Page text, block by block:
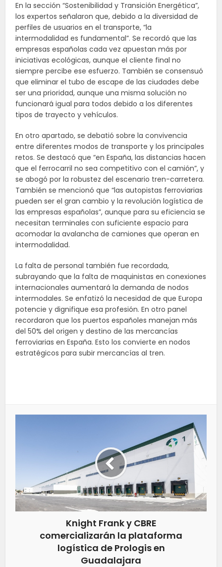
En la sección “Sostenibilidad y Transición Energética”,
los expertos señalaron que, debido a la diversidad de
perfiles de usuarios en el transporte, “la
intermodalidad es fundamental”. Se recordó que las
empresas españolas cada vez apuestan más por
iniciativas ecológicas, aunque el cliente final no
siempre percibe ese esfuerzo. También se consensuó
que eliminar el tubo de escape de las ciudades debe
ser una prioridad, aunque una misma solución no
funcionará igual para todos debido a los diferentes
tipos de trayecto y vehículos.
En otro apartado, se debatió sobre la convivencia
entre diferentes modos de transporte y los principales
retos. Se destacó que “en España, las distancias hacen
que el ferrocarril no sea competitivo con el camión”, y
se abogó por la robustez del escenario tren-carretera.
También se mencionó que “las autopistas ferroviarias
pueden ser el gran cambio y la revolución logística de
las empresas españolas”, aunque para su eficiencia se
necesitan terminales con suficiente espacio para
acomodar la avalancha de camiones que operan en
intermodalidad.
La falta de personal también fue recordada,
subrayando que la falta de maquinistas en conexiones
internacionales aumentará la demanda de nodos
intermodales. Se enfatizó la necesidad de que Europa
potencie y dignifique esa profesión. En otro panel
recordaron que los puertos españoles manejan más
del 50% del origen y destino de las mercancías
ferroviarias en España. Esto los convierte en nodos
estratégicos para subir mercancías al tren.
Knight Frank y CBRE
comercializarán la plataforma
logística de Prologis en
Guadalajara